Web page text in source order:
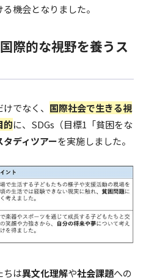
機会となりました。
際的な視野を養うス
でなく、 国際社会で生きる視
的に、SDGs（目標1「貧困をな
タディツアーを実施しました。
ちは異文化理解や社会課題への